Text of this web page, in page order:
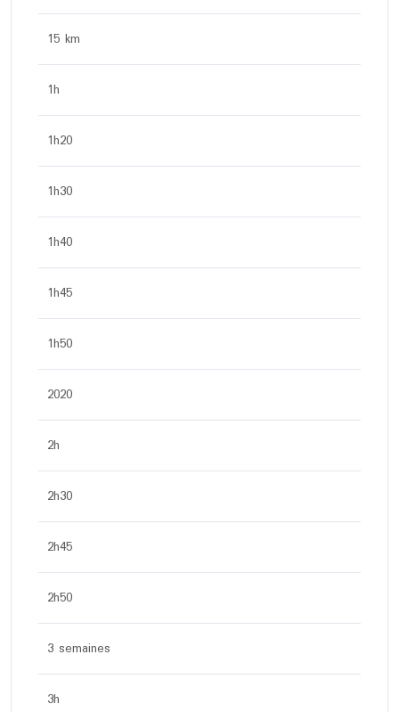
15 km
1h
1h20
1h30
1h40
1h45
1h50
2020
2h
2h30
2h45
2h50
3 semaines
3h